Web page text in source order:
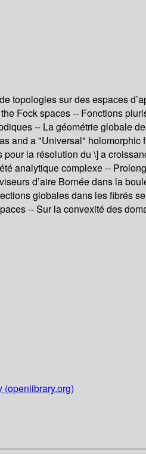
topologies sur des espaces
Fock spaces -- Fonctions
-- La géométrie globale
and a "Universal"
la résolution du \] a
analytique complexe --
d’aire Bornée dans la
globales dans les fibrés
-- Sur la convexité des
(openlibrary.org)